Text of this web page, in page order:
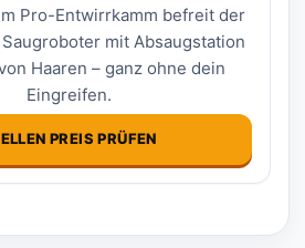
Pro-Entwirrkamm befreit der
mit Absaugstation
Haaren – ganz ohne dein
Eingreifen.
PREIS PRÜFEN